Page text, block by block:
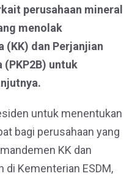
perusahaan mineral
menolak
(KK) dan Perjanjian
(PKP2B) untuk
untuk menentukan
bagi perusahaan yang
KK dan
di Kementerian ESDM,